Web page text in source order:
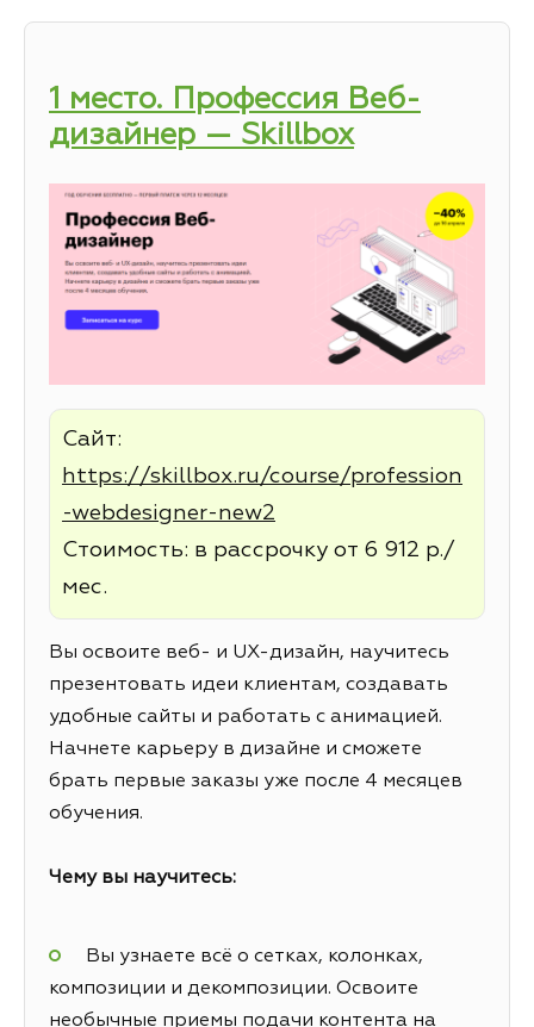
1 место. Профессия Веб-
дизайнер — Skillbox
Сайт:
https://skillbox.ru/course/profession
-webdesigner-new2
Стоимость: в рассрочку от 6 912 р./
мес.
Вы освоите веб- и UX-дизайн, научитесь
презентовать идеи клиентам, создавать
удобные сайты и работать с анимацией.
Начнете карьеру в дизайне и сможете
брать первые заказы уже после 4 месяцев
обучения.
Чему вы научитесь:
Вы узнаете всё о сетках, колонках,
композиции и декомпозиции. Освоите
необычные приемы подачи контента на